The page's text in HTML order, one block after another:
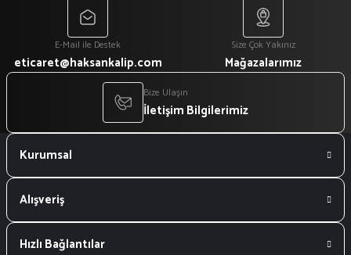
E-Mail ile Destek
eticaret@haksankalip.com
Size Çok Yakınız
Mağazalarımız
Bize Ulaşın
İletişim Bilgilerimiz
Kurumsal
Alışveriş
Hızlı Bağlantılar